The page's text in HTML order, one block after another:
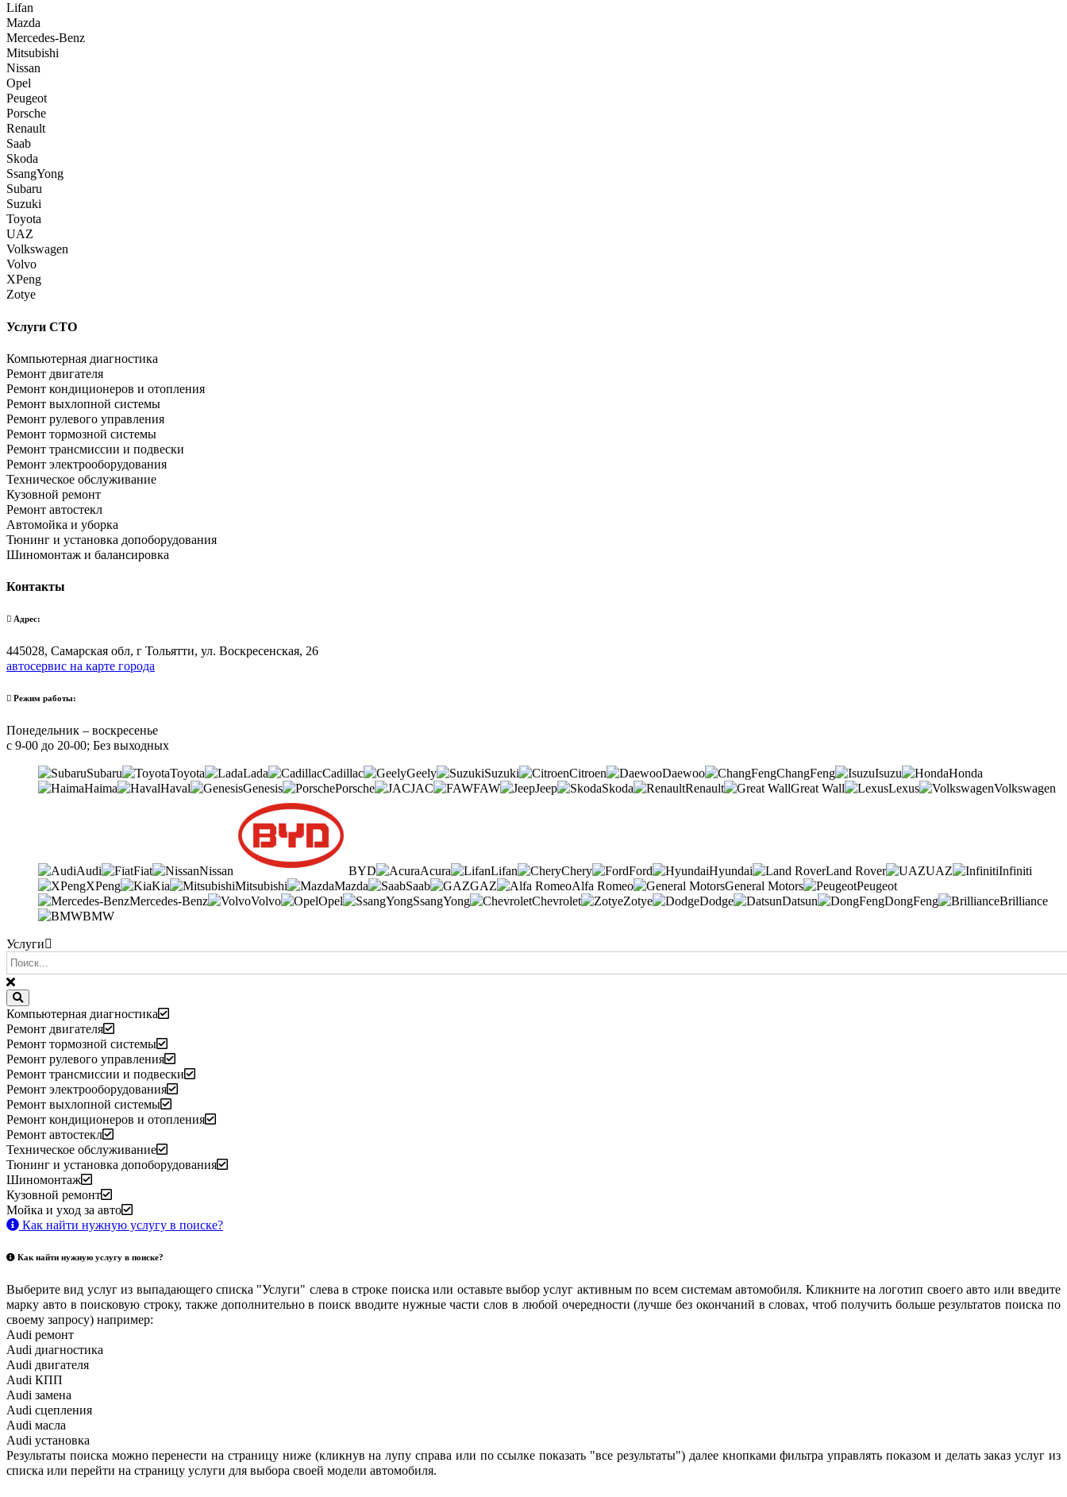
Lifan
Mazda
Mercedes-Benz
Mitsubishi
Nissan
Opel
Peugeot
Porsche
Renault
Saab
Skoda
SsangYong
Subaru
Suzuki
Toyota
UAZ
Volkswagen
Volvo
XPeng
Zotye
Услуги СТО
Компьютерная диагностика
Ремонт двигателя
Ремонт кондиционеров и отопления
Ремонт выхлопной системы
Ремонт рулевого управления
Ремонт тормозной системы
Ремонт трансмиссии и подвески
Ремонт электрооборудования
Техническое обслуживание
Кузовной ремонт
Ремонт автостекл
Автомойка и уборка
Тюнинг и установка допоборудования
Шиномонтаж и балансировка
Контакты
Адрес:
445028, Самарская обл, г Тольятти, ул. Воскресенская, 26
автосервис на карте города
Режим работы:
Понедельник – воскресенье
с 9-00 до 20-00; Без выходных
Subaru Toyota Lada Cadillac Geely Suzuki Citroen Daewoo ChangFeng Isuzu
Honda
Haima
Haval Genesis Porsche JAC FAW Jeep Skoda Renault Great Wall Lexus Volkswagen
Audi Fiat Nissan BYD Acura Lifan Chery Ford Hyundai Land Rover UAZ
Infiniti
XPeng
Kia Mitsubishi Mazda Saab GAZ Alfa Romeo General Motors
Peugeot
Mercedes-Benz
Volvo Opel SsangYong Chevrolet Zotye Dodge Datsun DongFeng
Brilliance
BMW
Услуги
Компьютерная диагностика
Ремонт двигателя
Ремонт тормозной системы
Ремонт рулевого управления
Ремонт трансмиссии и подвески
Ремонт электрооборудования
Ремонт выхлопной системы
Ремонт кондиционеров и отопления
Ремонт автостекл
Техническое обслуживание
Тюнинг и установка допоборудования
Шиномонтаж
Кузовной ремонт
Мойка и уход за авто
Как найти нужную услугу в поиске?
Как найти нужную услугу в поиске?
Выберите вид услуг из выпадающего списка "Услуги" слева в строке поиска или оставьте выбор услуг активным по всем системам автомобиля. Кликните на логотип своего авто или введите
марку авто в поисковую строку, также дополнительно в поиск вводите нужные части слов в любой очередности (лучше без окончаний в словах, чтоб получить больше результатов поиска по
своему запросу) например:
Audi ремонт
Audi диагностика
Audi двигателя
Audi КПП
Audi замена
Audi сцепления
Audi масла
Audi установка
Результаты поиска можно перенести на страницу ниже (кликнув на лупу справа или по ссылке показать "все результаты") далее кнопками фильтра управлять показом и делать заказ услуг из
списка или перейти на страницу услуги для выбора своей модели автомобиля.